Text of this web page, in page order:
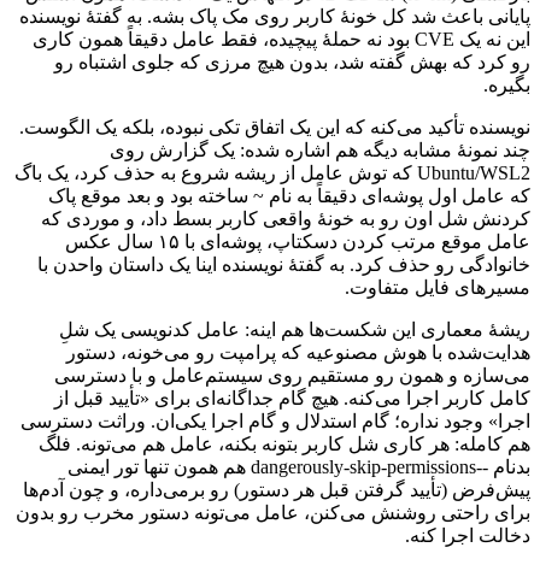
پایانی باعث شد کل خونهٔ کاربر روی مک پاک بشه. به گفتهٔ نویسنده
این نه یک CVE بود نه حملهٔ پیچیده، فقط عامل دقیقاً همون کاری
رو کرد که بهش گفته شد، بدون هیچ مرزی که جلوی اشتباه رو
بگیره.
نویسنده تأکید می‌کنه که این یک اتفاق تکی نبوده، بلکه یک الگوست.
چند نمونهٔ مشابه دیگه هم اشاره شده: یک گزارش روی
Ubuntu/WSL2 که توش عامل از ریشه شروع به حذف کرد، یک باگ
که عامل اول پوشه‌ای دقیقاً به نام ~ ساخته بود و بعد موقع پاک
کردنش شل اون رو به خونهٔ واقعی کاربر بسط داد، و موردی که
عامل موقع مرتب کردن دسکتاپ، پوشه‌ای با ۱۵ سال عکس
خانوادگی رو حذف کرد. به گفتهٔ نویسنده اینا یک داستان واحدن با
مسیرهای فایل متفاوت.
ریشهٔ معماری این شکست‌ها هم اینه: عامل کدنویسی یک شلِ
هدایت‌شده با هوش مصنوعیه که پرامپت رو می‌خونه، دستور
می‌سازه و همون رو مستقیم روی سیستم‌عامل و با دسترسی
کامل کاربر اجرا می‌کنه. هیچ گام جداگانه‌ای برای «تأیید قبل از
اجرا» وجود نداره؛ گام استدلال و گام اجرا یکی‌ان. وراثت دسترسی
هم کامله: هر کاری شل کاربر بتونه بکنه، عامل هم می‌تونه. فلگ
بدنام --
dangerously-skip-permissions هم همون تنها تور
ایمنی
پیش‌فرض (تأیید گرفتن قبل هر دستور) رو برمی‌داره، و چون آدم‌ها
برای راحتی روشنش می‌کنن، عامل می‌تونه دستور مخرب رو بدون
دخالت اجرا کنه.